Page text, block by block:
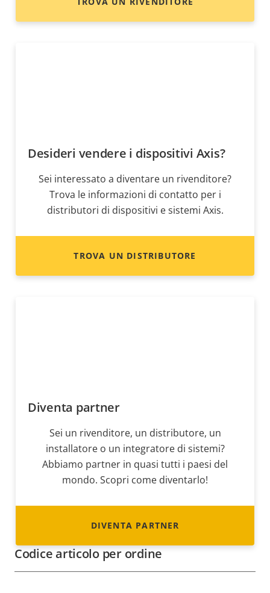
Desideri vendere i dispositivi Axis?
Sei interessato a diventare un rivenditore?
Trova le informazioni di contatto per i
distributori di dispositivi e sistemi Axis.
TROVA UN DISTRIBUTORE
Diventa partner
Sei un rivenditore, un distributore, un
installatore o un integratore di sistemi?
Abbiamo partner in quasi tutti i paesi del
mondo. Scopri come diventarlo!
DIVENTA PARTNER
Codice articolo per ordine